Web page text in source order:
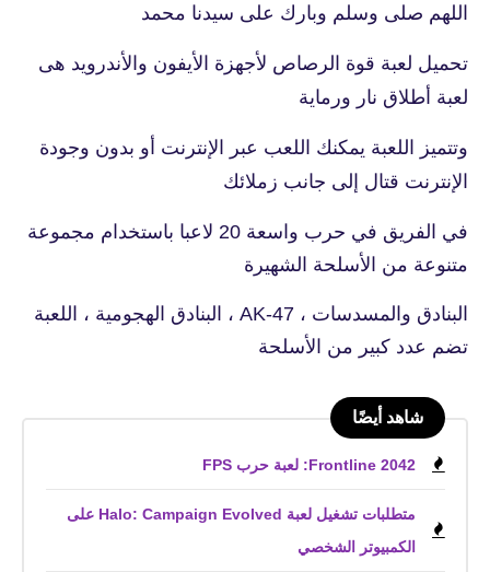
اللهم صلى وسلم وبارك على سيدنا محمد
تحميل لعبة قوة الرصاص لأجهزة الأيفون والأندرويد هى
لعبة أطلاق نار ورماية
وتتميز اللعبة يمكنك اللعب عبر الإنترنت أو بدون وجودة
الإنترنت قتال إلى جانب زملائك
في الفريق في حرب واسعة 20 لاعبا باستخدام مجموعة
متنوعة من الأسلحة الشهيرة
البنادق والمسدسات ، AK-47 ، البنادق الهجومية ، اللعبة
تضم عدد كبير من الأسلحة
شاهد أيضًا
Frontline 2042: لعبة حرب FPS
متطلبات تشغيل لعبة Halo: Campaign Evolved على
الكمبيوتر الشخصي